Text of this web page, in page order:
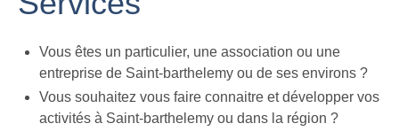
Vous êtes un particulier, une association ou une
entreprise de Saint-barthelemy ou de ses environs ?
Vous souhaitez vous faire connaitre et développer vos
activités à Saint-barthelemy ou dans la région ?